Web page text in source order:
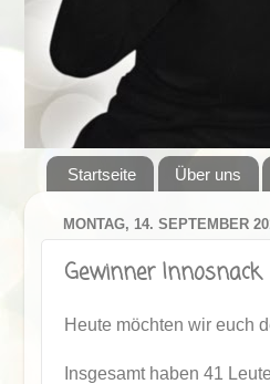
Startseite Über uns
MONTAG, 14. SEPTEMBER
Gewinner Innosnack
Heute möchten wir euch
Insgesamt haben 41